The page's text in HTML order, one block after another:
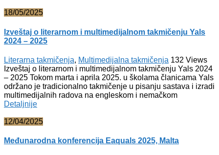
18/05/2025
Izveštaj o literarnom i multimedijalnom takmičenju Yals
2024 – 2025
Literarna takmičenja, Multimedijalna takmičenja 132 Views
Izveštaj o literarnom i multimedijalnom takmičenju Yals 2024
– 2025 Tokom marta i aprila 2025. u školama članicama Yals
održano je tradicionalno takmičenje u pisanju sastava i izradi
multimedijalnih radova na engleskom i nemačkom
Detaljnije
12/04/2025
Međunarodna konferencija Eaquals 2025, Malta